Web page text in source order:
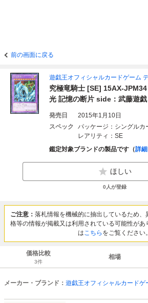
前の画面に戻る
遊戯王オフィシャルカードゲーム
究極竜騎士 [SE] 15AX-
光 記憶の断片 side：武藤遊戯
発売日
2015年1月10日
スペック
パッケージ：シングルカ
レアリティ：SE
鑑定対象ブランドの製品です（詳細
ほしい
0 人が登録
ご注意： 落札情報を機械的に抽出しているため、
格等の情報が掲載又は利用されている可能性が
はこちら をご覧ください。
価格比較
3件
相場
メーカー・ブランド： 遊戯王オフィシャルカード